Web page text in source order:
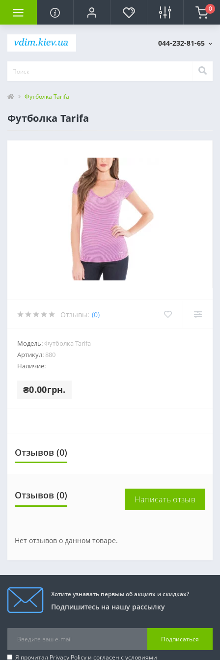
0
044-232-81-65
Футболка Tarifa
Футболка Tarifa
Отзывы: (0)
Модель: Футболка Tarifa
Артикул: 880
Наличие:
₴0.00грн.
Отзывов (0)
Отзывов (0) Написать отзыв
Нет отзывов о данном товаре.
Хотите узнавать первым об акциях и скидках?
Подпишитесь на нашу рассылку
Подписаться
Я прочитал Privacy Policy и согласен с условиями